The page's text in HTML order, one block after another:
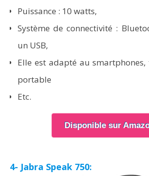
Puissance : 10 watts,
Système de connectivité :
un USB,
Elle est adapté au
portable
Etc.
Disponible sur
4- Jabra Speak 750: